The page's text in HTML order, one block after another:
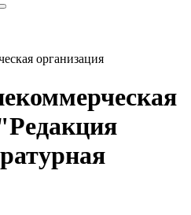
организация